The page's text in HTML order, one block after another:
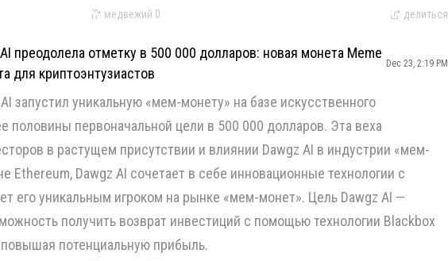
медвежий 0 делиться
преодолела отметку в 500 000 долларов: новая монета Meme
для криптоэнтузиастов
Dec 23, 2:19 PM
запустил уникальную «мем-монету» на базе искусственного
половины первоначальной цели в 500 000 долларов. Эта веха
в растущем присутствии и влиянии Dawgz AI в индустрии «мем-
Ethereum, Dawgz AI сочетает в себе инновационные технологии с
его уникальным игроком на рынке «мем-монет». Цель Dawgz AI —
получить возврат инвестиций с помощью технологии Blackbox
потенциальную прибыль.